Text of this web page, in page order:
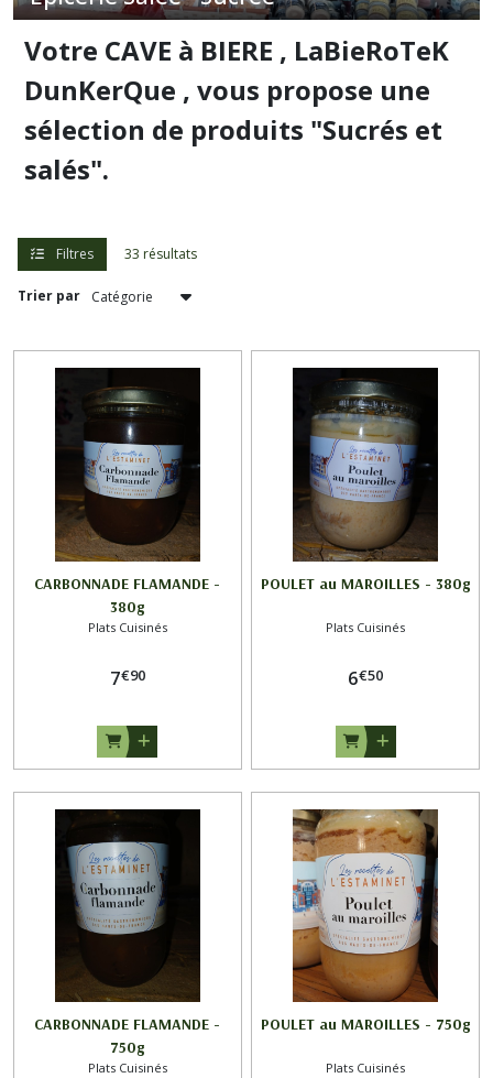
Votre CAVE à BIERE , LaBieRoTeK
DunKerQue , vous propose une
sélection de produits "Sucrés et
salés".
Filtres 33 résultats
Trier par
CARBONNADE FLAMANDE -
380g
Plats Cuisinés
7€90
POULET au MAROILLES - 380g
Plats Cuisinés
6€50
CARBONNADE FLAMANDE -
750g
Plats Cuisinés
POULET au MAROILLES - 750g
Plats Cuisinés
(12)
Afficher
résultats